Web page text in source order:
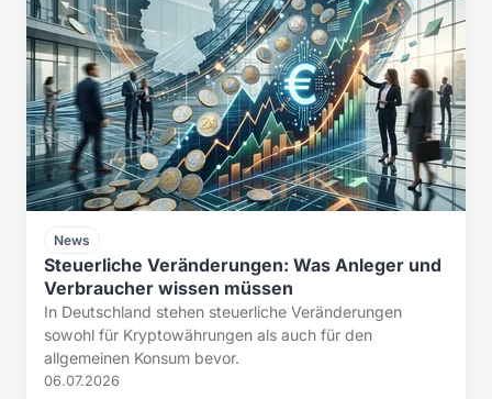
News
Steuerliche Veränderungen: Was Anleger und
Verbraucher wissen müssen
In Deutschland stehen steuerliche Veränderungen
sowohl für Kryptowährungen als auch für den
allgemeinen Konsum bevor.
06.07.2026